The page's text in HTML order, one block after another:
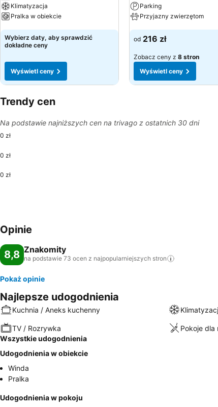
Klimatyzacja
Pralka w obiekcie
Wyświetl ceny
Wybierz daty, aby sprawdzić
dokładne ceny
Wyświetl ceny
Parking
Przyjazny zwierzętom
Wyświetl ceny
od 216 zł
Zobacz ceny z 8 stron
Wyświetl ceny
Trendy cen
Na podstawie najniższych cen na trivago z ostatnich 30 dni
0 zł
0 zł
0 zł
Opinie
8,8 Znakomity
na podstawie 73 ocen z najpopularniejszych stron
Pokaż opinie
Najlepsze udogodnienia
Kuchnia / Aneks kuchenny
TV / Rozrywka
Pokoje dla
Wszystkie udogodnienia
Udogodnienia w obiekcie
Winda
Pralka
Udogodnienia w pokoju